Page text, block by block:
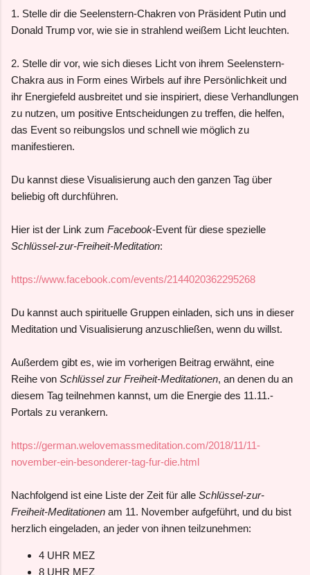
1. Stelle dir die Seelenstern-Chakren von Präsident Putin und
Donald Trump vor, wie sie in strahlend weißem Licht leuchten.
2. Stelle dir vor, wie sich dieses Licht von ihrem Seelenstern-
Chakra aus in Form eines Wirbels auf ihre Persönlichkeit und
ihr Energiefeld ausbreitet und sie inspiriert, diese Verhandlungen
zu nutzen, um positive Entscheidungen zu treffen, die helfen,
das Event so reibungslos und schnell wie möglich zu
manifestieren.
Du kannst diese Visualisierung auch den ganzen Tag über
beliebig oft durchführen.
Hier ist der Link zum Facebook-Event für diese spezielle
Schlüssel-zur-Freiheit-Meditation:
https://www.facebook.com/events/2144020362295268
Du kannst auch spirituelle Gruppen einladen, sich uns in dieser
Meditation und Visualisierung anzuschließen, wenn du willst.
Außerdem gibt es, wie im vorherigen Beitrag erwähnt, eine
Reihe von Schlüssel zur Freiheit-Meditationen, an denen du an
diesem Tag teilnehmen kannst, um die Energie des 11.11.-
Portals zu verankern.
https://german.welovemassmeditation.com/2018/11/11-
november-ein-besonderer-tag-fur-die.html
Nachfolgend ist eine Liste der Zeit für alle Schlüssel-zur-
Freiheit-Meditationen am 11. November aufgeführt, und du bist
herzlich eingeladen, an jeder von ihnen teilzunehmen:
4 UHR MEZ
8 UHR MEZ